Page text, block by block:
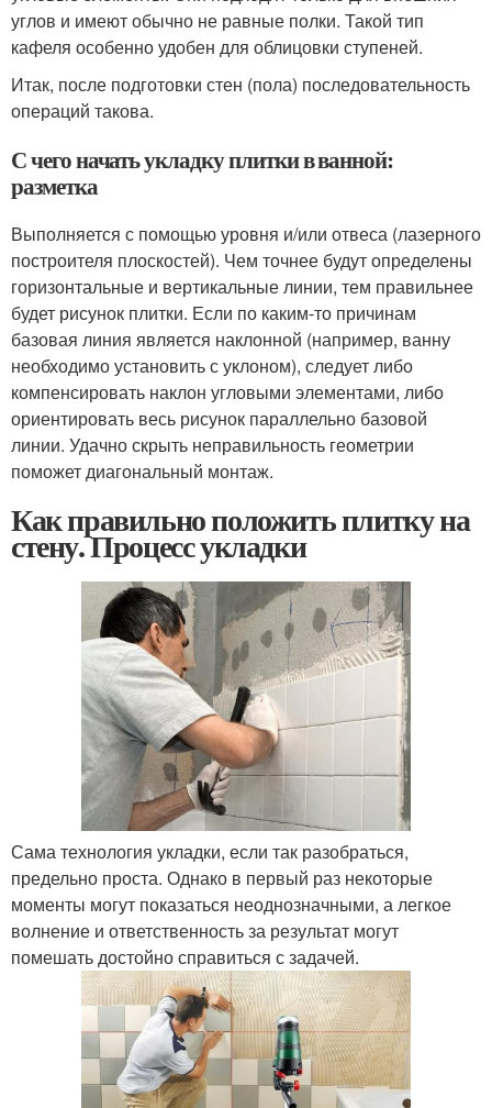
углов и имеют обычно не равные полки. Такой тип
кафеля особенно удобен для облицовки ступеней.
Итак, после подготовки стен (пола) последовательность
операций такова.
С чего начать укладку плитки в ванной:
разметка
Выполняется с помощью уровня и/или отвеса (лазерного
построителя плоскостей). Чем точнее будут определены
горизонтальные и вертикальные линии, тем правильнее
будет рисунок плитки. Если по каким-то причинам
базовая линия является наклонной (например, ванну
необходимо установить с уклоном), следует либо
компенсировать наклон угловыми элементами, либо
ориентировать весь рисунок параллельно базовой
линии. Удачно скрыть неправильность геометрии
поможет диагональный монтаж.
Как правильно положить плитку на
стену. Процесс укладки
Сама технология укладки, если так разобраться,
предельно проста. Однако в первый раз некоторые
моменты могут показаться неоднозначными, а легкое
волнение и ответственность за результат могут
помешать достойно справиться с задачей.